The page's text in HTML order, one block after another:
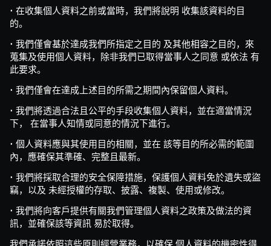
• 在收集個人資料之前或當時，我們將說明 收集該資料的目
的。
• 我們僅會基於達成我們所指定之目的 及其他相容之目的，來
蒐集及使用個人資料，除非我們已取得當事人之同意 或依法 有
此要求。
• 我們僅會在達成上述目的所需之期間內保留個人資料。
• 我們將透過合法且公平的手段收集個人資料，並在適當情況
下， 在當事人知情或同意的情況下進行。
• 個人資料應與其使用目的相關，並在 該等目的所必需的範圍
內，應確保其準確、完整且最新。
• 我們將採取合理的安全保障措施，保護個人資料免於遺失或盜
竊，以及 未經授權的存取、披露、複製、使用或修改。
• 我們將向客戶提供有關我們管理個人資料之政策及做法的資
訊，並確保該等資訊 易於取得。
我們承諾依照這些原則經營業務，以確保 個人資料的機密性得